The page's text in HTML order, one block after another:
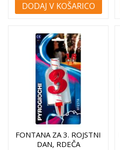
DODAJ V KOŠARICO
FONTANA ZA 3. ROJSTNI
DAN, RDEČA